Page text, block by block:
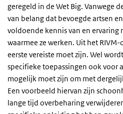
geregeld in de Wet Big. Vanwege
van belang dat bevoegde artsen
voldoende kennis van en ervaring
waarmee ze werken. Uit het
eerste vereiste moet zijn. Wel
specifieke toepassingen ook voor
mogelijk moet zijn om met
Een voorbeeld hiervan zijn
lange tijd overbeharing